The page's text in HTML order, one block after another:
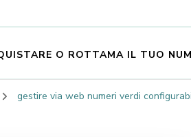
O ROTTAMA IL TUO
gestire via web numeri verdi